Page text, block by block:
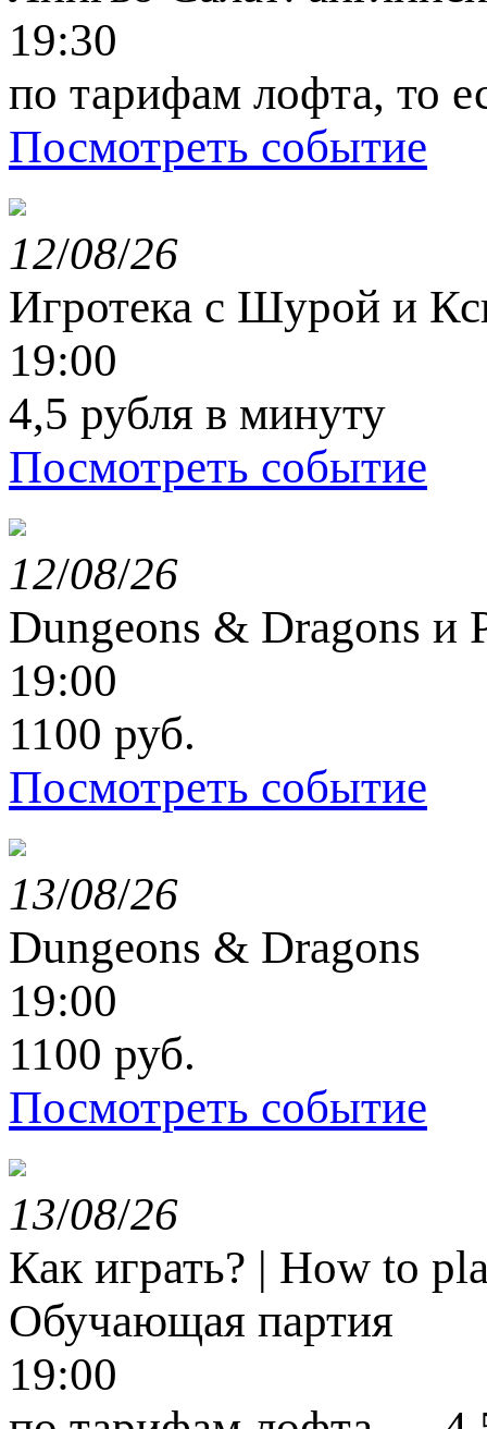
19:30
по тарифам лофта, то
Посмотреть событие
12/08/26
Игротека с Шурой и
19:00
4,5 рубля в минуту
Посмотреть событие
12/08/26
Dungeons & Dragons и
19:00
1100 руб.
Посмотреть событие
13/08/26
Dungeons & Dragons
19:00
1100 руб.
Посмотреть событие
13/08/26
Как играть? | How to
Обучающая партия
19:00